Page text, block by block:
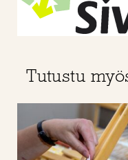
Tutustu